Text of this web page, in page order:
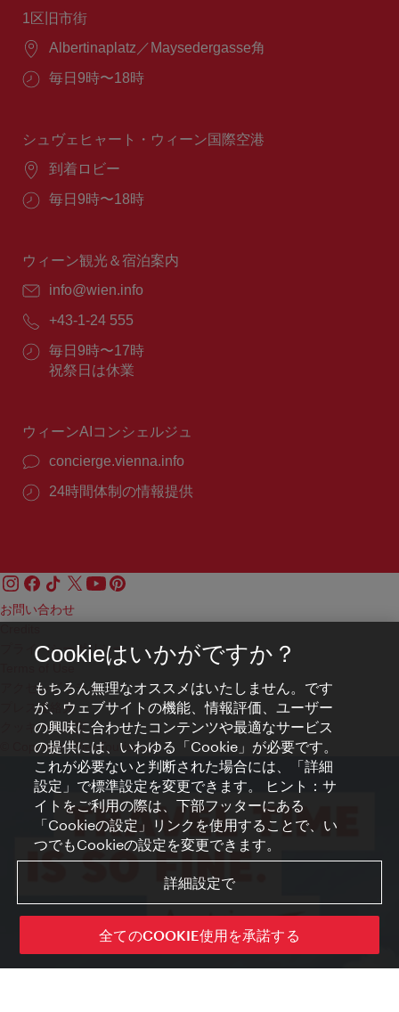
1区旧市街
場
Albertinaplatz／Maysedergasse角
営
間：
毎日9時〜18時
シュヴェヒャート・ウィーン国際空港
場
到着ロビー
営
間：
毎日9時〜18時
ウィーン観光＆宿泊案内
E
ー
ル：
info@wien.info
電
番
号：
+43-1-24 555
営
業
毎日9時〜17時
祝祭日は休業
ウィーンAIコンシェルジュ
concierge.vienna.info
24時間体制の情報提供
お問い合わせ
プライバシーポリシー
アクセシビリティ
プレス連絡先
クッキーの設定
© Copyright WienTourismus
Cookieはいかがですか？
もちろん無理なオススメはいたしません。です
が、ウェブサイトの機能、情報評価、ユーザー
の興味に合わせたコンテンツや最適なサービス
の提供には、いわゆる「Cookie」が必要です。
これが必要ないと判断された場合には、「詳細
設定」で標準設定を変更できます。 ヒント：サ
イトをご利用の際は、下部フッターにある
「Cookieの設定」リンクを使用することで、い
つでもCookieの設定を変更できます。
詳細設定で
全てのCOOKIE使用を承諾する